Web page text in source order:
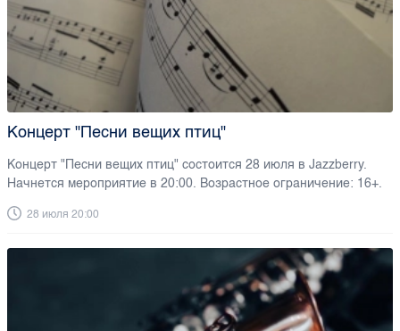
Концерт "Песни вещих птиц"
Концерт "Песни вещих птиц" состоится 28 июля в Jazzberry.
Начнется мероприятие в 20:00. Возрастное ограничение: 16+.
28 июля 20:00